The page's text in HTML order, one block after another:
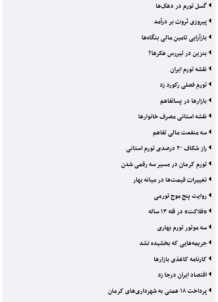
گسل تورم در دهک‌ها
پیروزی ثروت بر درآمد
بازآرایی تامین مالی بنگاه‌ها
بنزین در تیررس هکرها؟
نقشه تورم ایران
تورم فصلی رکورد زد
بازارها در پساتفاهم
نقشه استانی مصرف خانوارها
سه منفعت مالی تفاهم
راز شکاف ۲۰ درصدی تورم استانی
تورم کرمان در مسیر سه رقمی شدن
تغییرات قیمت‌ها در میانه بهار
روایت پنج موج تورمی
«فلاکت» در قله ۱۳ ساله
سه موتور تورم بهاری
جریمه‌هایی که بخشیده نشد
کارنامه کاغذی بازارها
اقتصاد ایران درجا زد
پرداخت ۱۸ همتی به شهرداری‌های کرمان